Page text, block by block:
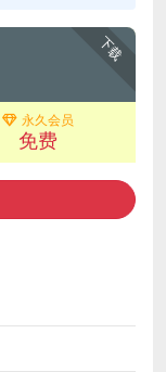
下载
永久会员
免费